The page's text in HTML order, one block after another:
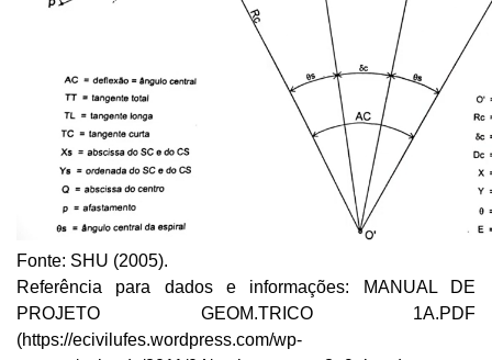
Fonte: SHU (2005).
Referência para dados e informações: MANUAL DE
PROJETO GEOM.TRICO 1A.PDF
(https://ecivilufes.wordpress.com/wp-